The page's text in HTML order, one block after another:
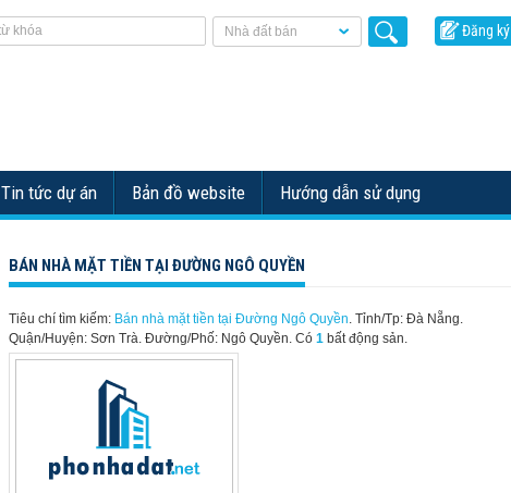
Đăng ký
Nhà đất bán
Tin tức dự án Bản đồ website Hướng dẫn sử dụng
BÁN NHÀ MẶT TIỀN TẠI ĐƯỜNG NGÔ QUYỀN
Tiêu chí tìm kiếm: Bán nhà mặt tiền tại Đường Ngô Quyền. Tỉnh/Tp: Đà Nẵng.
Quận/Huyện: Sơn Trà. Đường/Phố: Ngô Quyền. Có 1 bất động sản.